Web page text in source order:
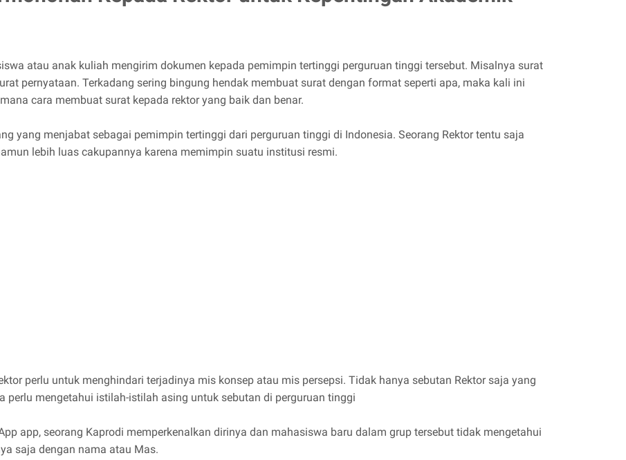
atau anak kuliah mengirim dokumen kepada pemimpin tertinggi perguruan tinggi tersebut. Misalnya surat
pernyataan. Terkadang sering bingung hendak membuat surat dengan format seperti apa, maka kali ini
cara membuat surat kepada rektor yang baik dan benar.
yang menjabat sebagai pemimpin tertinggi dari perguruan tinggi di Indonesia. Seorang Rektor tentu saja
lebih luas cakupannya karena memimpin suatu institusi resmi.
perlu untuk menghindari terjadinya mis konsep atau mis persepsi. Tidak hanya sebutan Rektor saja yang
perlu mengetahui istilah-istilah asing untuk sebutan di perguruan tinggi
app, seorang Kaprodi memperkenalkan dirinya dan mahasiswa baru dalam grup tersebut tidak mengetahui
saja dengan nama atau Mas.